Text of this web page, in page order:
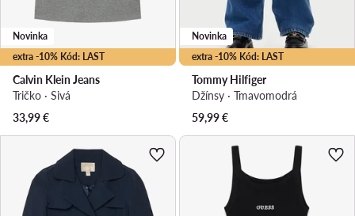
extra -10% Kód: LAST
Novinka
Calvin Klein Jeans
Tričko · Sivá
33,99€
extra -10% Kód: LAST
Novinka
Tommy Hilfiger
Džínsy · Tmavomodrá
59,99€